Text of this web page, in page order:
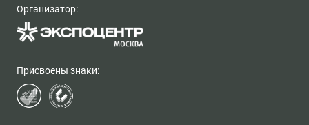
Организатор:
Присвоены знаки: